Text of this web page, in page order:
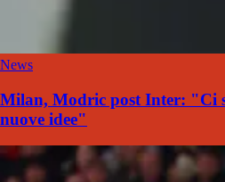
News
Milan, Modric post Inter: "Ci
nuove idee"